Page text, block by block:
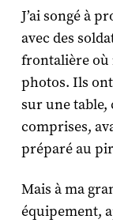
J’ai songé à
avec des
frontalière où
photos. Ils
sur une table,
comprises,
préparé au
Mais à ma
équipement,